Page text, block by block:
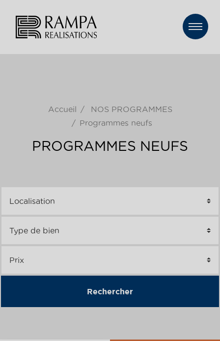
Accueil
NOS PROGRAMMES
Programmes neufs
PROGRAMMES NEUFS
Rechercher